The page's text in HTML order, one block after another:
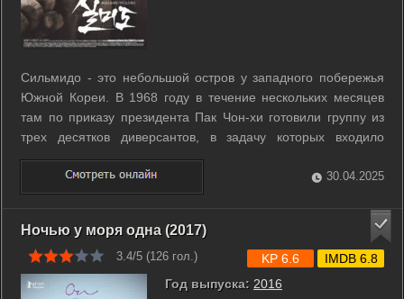
Сильмидо - это небольшой остров у западного побережья
Южной Кореи. В 1968 году в течение нескольких месяцев
там по приказу президента Пак Чон-хи готовили группу из
трех десятков диверсантов, в задачу которых входило
убийство Ким Ир Сэна. ...
30.04.2025
Ночью у моря одна (2017)
3.4/5 (126 гол.)
Год выпуска: 2016
KP 6.6 IMDB 6.8